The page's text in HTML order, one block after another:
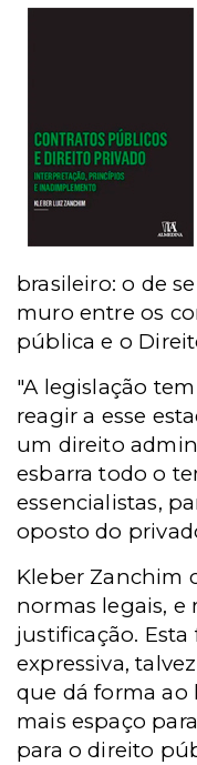
brasileiro: o de
muro entre os
pública e o
"A legislação
reagir a esse
um direito
esbarra todo o
essencialistas,
oposto do
Kleber Zanchim
normas legais, e
justificação.
expressiva,
que dá forma ao
mais espaço
para o direito